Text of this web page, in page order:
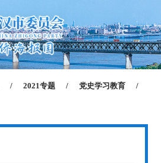
/ 2021专题 / 党史学习教育 /